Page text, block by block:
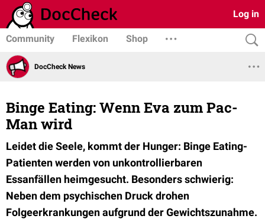
Log in
Community Flexikon Shop
DocCheck News
Binge Eating: Wenn Eva zum Pac-
Man wird
Leidet die Seele, kommt der Hunger: Binge Eating-
Patienten werden von unkontrollierbaren
Essanfällen heimgesucht. Besonders schwierig:
Neben dem psychischen Druck drohen
Folgeerkrankungen aufgrund der Gewichtszunahme.